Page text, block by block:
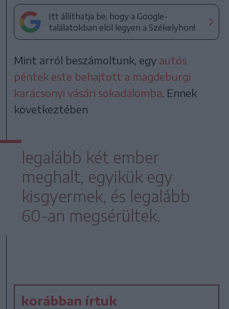
Itt állíthatja be, hogy a Google-
találatokban elöl legyen a Székelyhon!
Mint arról beszámoltunk, egy autós
péntek este behajtott a magdeburgi
karácsonyi vásári sokadalomba. Ennek
következtében
legalább két ember
meghalt, egyikük egy
kisgyermek, és legalább
60-an megsérültek.
korábban írtuk